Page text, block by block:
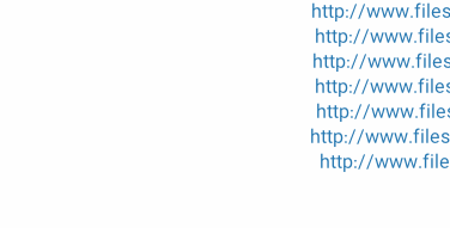
http://
http://
http://
http://
http://
http://
http://